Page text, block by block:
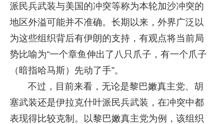
派民兵武装与美国的冲突等称为本轮加沙冲突的
地区外溢可能并不准确。长期以来，外界广泛以
为这些组织背后有伊朗的支持，有观点将当前局
势比喻为“一个章鱼伸出了八只爪子，有一个爪子
（暗指哈马斯）先动了手”。
不过，目前来看，无论是黎巴嫩真主党、胡
塞武装还是伊拉克什叶派民兵武装，在冲突中都
表现得比较克制。以黎巴嫩真主党为例，该组织